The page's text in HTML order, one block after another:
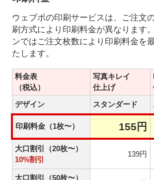
ウェブポの印刷サービスは、ご注文
刷方式により印刷料金が異なります
ンではご注文枚数により印刷料金を
たします。
料金表
（税込）
写真キレイ
仕上げ
デザイン
スタンダード
印刷料金（1枚〜） 155円
大口割引（20枚〜）
10%割引
139円
大口割引（50枚〜）